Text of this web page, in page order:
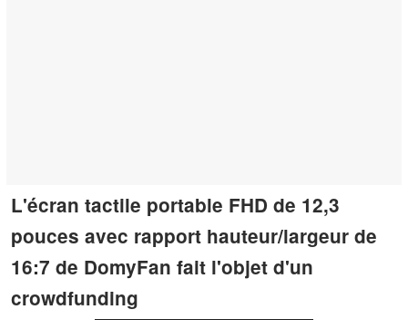
L'écran tactile portable FHD de 12,3
pouces avec rapport hauteur/largeur de
16:7 de DomyFan fait l'objet d'un
crowdfunding